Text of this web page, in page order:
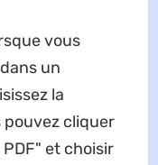
vous
un
la
pouvez cliquer
et choisir